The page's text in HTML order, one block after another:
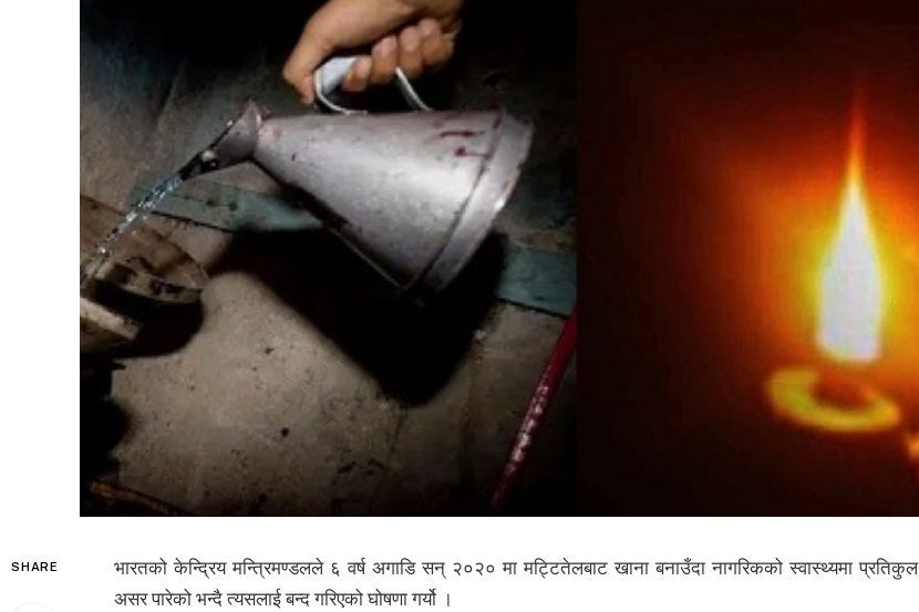
SHARE
भारतको केन्द्रिय मन्त्रिमण्डलले ६ वर्ष अगाडि सन् २०२० मा मट्टितेलबाट खाना बनाउँदा नागरिकको स्वास्थ्यमा प्रतिकुल
असर पारेको भन्दै त्यसलाई बन्द गरिएको घोषणा गर्यो ।